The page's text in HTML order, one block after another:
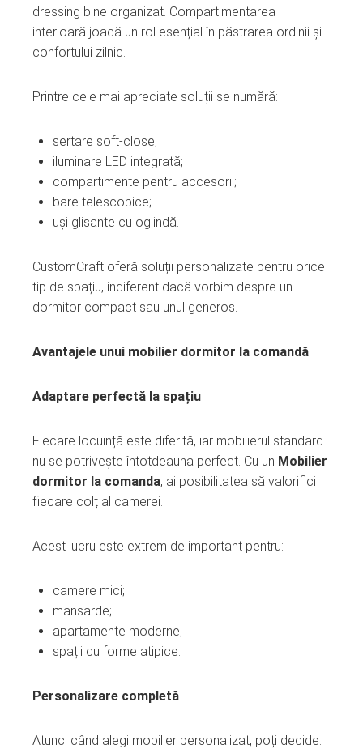
dressing bine organizat. Compartimentarea
interioară joacă un rol esențial în păstrarea ordinii și
confortului zilnic.
Printre cele mai apreciate soluții se numără:
sertare soft-close;
iluminare LED integrată;
compartimente pentru accesorii;
bare telescopice;
uși glisante cu oglindă.
CustomCraft oferă soluții personalizate pentru orice
tip de spațiu, indiferent dacă vorbim despre un
dormitor compact sau unul generos.
Avantajele unui mobilier dormitor la comandă
Adaptare perfectă la spațiu
Fiecare locuință este diferită, iar mobilierul standard
nu se potrivește întotdeauna perfect. Cu un Mobilier
dormitor la comanda, ai posibilitatea să valorifici
fiecare colț al camerei.
Acest lucru este extrem de important pentru:
camere mici;
mansarde;
apartamente moderne;
spații cu forme atipice.
Personalizare completă
Atunci când alegi mobilier personalizat, poți decide: